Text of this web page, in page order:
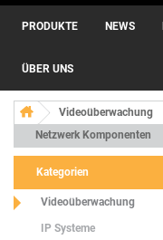
PRODUKTE NEWS
ÜBER UNS
Videoüberwachung
Netzwerk Komponenten
Kategorien
Videoüberwachung
IP Systeme